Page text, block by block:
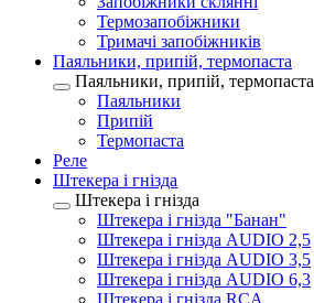
Термозапобіжники
Тримачі запобіжників
Паяльники, припій, термопаста
Паяльники, припій, термопаста
Паяльники
Припій
Термопаста
Реле
Штекера і гнізда
Штекера і гнізда
Штекера і гнізда "Банан"
Штекера і гнізда AUDIO 2,5
Штекера і гнізда AUDIO 3,5
Штекера і гнізда AUDIO 6,3
Штекера і гнізда RCA